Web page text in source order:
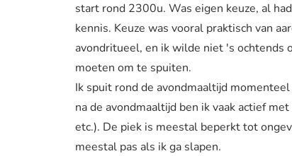
start rond 2300u. Was eigen keuze, al
kennis. Keuze was vooral praktisch van
avondritueel, en ik wilde niet 's ochtends
moeten om te spuiten.
Ik spuit rond de avondmaaltijd
na de avondmaaltijd ben ik vaak actief
etc.). De piek is meestal beperkt tot
meestal pas als ik ga slapen.